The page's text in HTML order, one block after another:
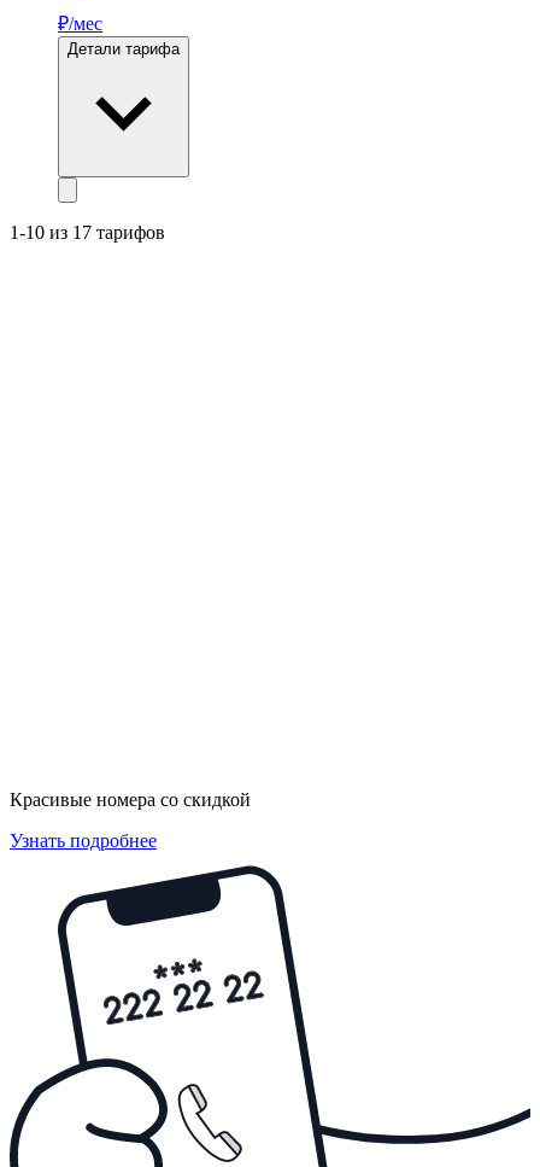
₽/мес
Детали тарифа
1-10 из 17 тарифов
Красивые номера со скидкой
Узнать подробнее